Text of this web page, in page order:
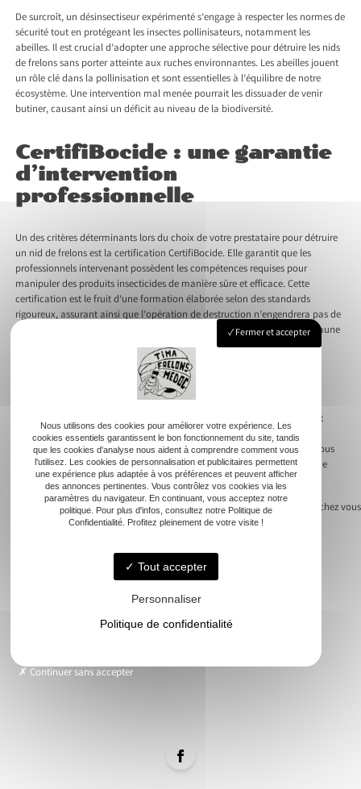
De surcroît, un désinsectiseur expérimenté s’engage à respecter les normes de
sécurité tout en protégeant les insectes pollinisateurs, notamment les
abeilles. Il est crucial d’adopter une approche sélective pour détruire les nids
de frelons sans porter atteinte aux ruches environnantes. Les abeilles jouent
un rôle clé dans la pollinisation et sont essentielles à l’équilibre de notre
écosystème. Une intervention mal menée pourrait les dissuader de venir
butiner, causant ainsi un déficit au niveau de la biodiversité.
CertifiBocide : une garantie
d’intervention
professionnelle
Un des critères déterminants lors du choix de votre prestataire pour détruire
un nid de frelons est la certification CertifiBocide. Elle garantit que les
professionnels intervenant possèdent les compétences requises pour
manipuler des produits insecticides de manière sûre et efficace. Cette
certification est le fruit d’une formation élaborée selon des standards
rigoureux, assurant ainsi que l’opération de destruction n’engendrera pas de
dommages collatéraux, ni pour l’environnement immédiat, ni pour la faune
Les professionnels certifiés CertifiBocide bénéficient d’un savoir-faire
accumulé et d’une connaissance approfondie des comportements des
frelons, qu’ils soient asiatiques ou européens. De l’identification à
l’éradication, leur intervention est orchestrée pour être à la fois rapide et
exhaustive. Chaque étape, de l’examen initial du nid aux mesures post-
traitement visant à prévenir de nouvelles invasions, est couverte. Cela vous
assure une tranquillité d’esprit et réduit les risques à long terme liés à une
infestion non traitée de manière appropriée.
Next:Les dangers cachés d’un nid de guêpe près de chez vous
Accueil
Frelons
Fermer et accepter
Nous utilisons des cookies pour améliorer votre expérience. Les
cookies essentiels garantissent le bon fonctionnement du site, tandis
que les cookies d'analyse nous aident à comprendre comment vous
l'utilisez. Les cookies de personnalisation et publicitaires permettent
une expérience plus adaptée à vos préférences et peuvent afficher
des annonces pertinentes. Vous contrôlez vos cookies via les
paramètres du navigateur. En continuant, vous acceptez notre
politique. Pour plus d'infos, consultez notre Politique de
Confidentialité. Profitez pleinement de votre visite !
Tout accepter
Personnaliser
Politique de confidentialité
Continuer sans accepter